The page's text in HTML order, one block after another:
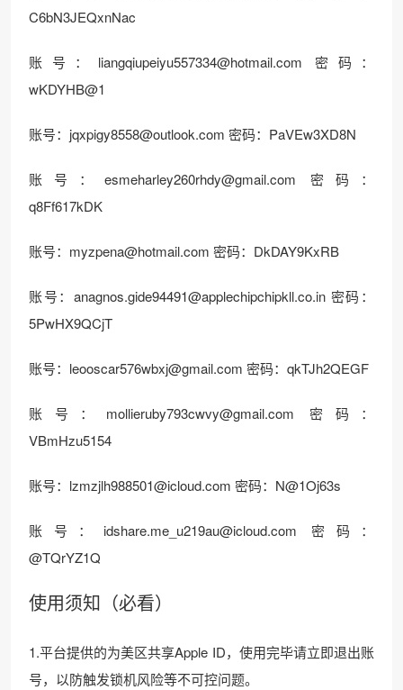
C6bN3JEQxnNac
账号： liangqiupeiyu557334@hotmail.com 密码：
wKDYHB@1
账号： jqxpigy8558@outlook.com 密码：PaVEw3XD8N
账号： esmeharley260rhdy@gmail.com 密码：
q8Ff617kDK
账号： myzpena@hotmail.com 密码：DkDAY9KxRB
账号： anagnos.gide94491@applechipchipkll.co.in 密码：
5PwHX9QCjT
账号： leooscar576wbxj@gmail.com 密码：qkTJh2QEGF
账号： mollieruby793cwvy@gmail.com 密码：
VBmHzu5154
账号： lzmzjlh988501@icloud.com 密码：N@1Oj63s
账号： idshare.me_u219au@icloud.com 密码：
@TQrYZ1Q
使用须知（必看）
1.平台提供的为美区共享Apple ID，使用完毕请立即退出账
号，以防触发锁机风险等不可控问题。